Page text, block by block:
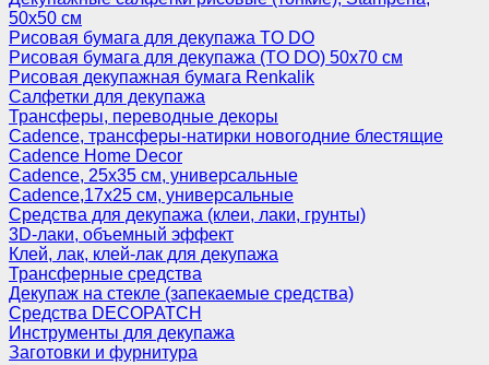
50х50 см
Рисовая бумага для декупажа TO DO
Рисовая бумага для декупажа (TO DO) 50х70 см
Рисовая декупажная бумага Renkalik
Салфетки для декупажа
Трансферы, переводные декоры
Cadence, трансферы-натирки новогодние блестящие
Cadence Home Decor
Cadence, 25х35 см, универсальные
Cadence,17х25 см, универсальные
Средства для декупажа (клеи, лаки, грунты)
3D-лаки, объемный эффект
Клей, лак, клей-лак для декупажа
Трансферные средства
Декупаж на стекле (запекаемые средства)
Средства DECOPATCH
Инструменты для декупажа
Заготовки и фурнитура